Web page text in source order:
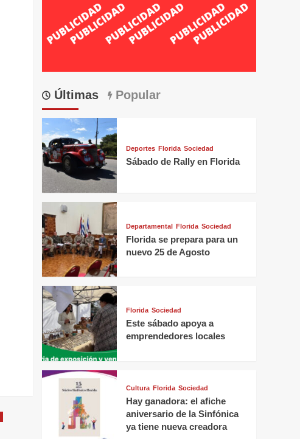
Últimas Popular
Deportes Florida Sociedad
Sábado de Rally en Florida
Departamental Florida Sociedad
Florida se prepara para un
nuevo 25 de Agosto
Florida Sociedad
Este sábado apoya a
emprendedores locales
Cultura Florida Sociedad
Hay ganadora: el afiche
aniversario de la Sinfónica
ya tiene nueva creadora